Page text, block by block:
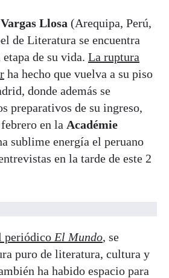
Llosa (Arequipa, Perú,
de Literatura se encuentra
de su vida. La ruptura
ha hecho que vuelva a su piso
donde además se
preparativos de su ingreso,
en la Académie
sublime energía el peruano
en la tarde de este 2
periódico El Mundo, se
puro de literatura, cultura y
ha habido espacio para